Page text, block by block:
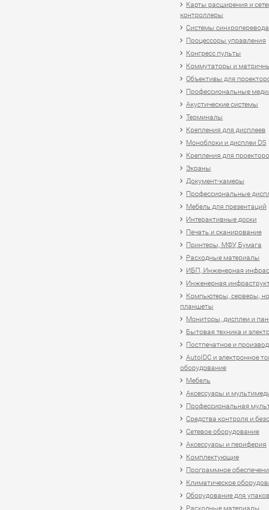
Карты расширения и
контроллеры
Системы синхроперевода
Процессоры управления
Конгресс пульты
Коммутаторы и
Объективы для
Профессиональные
Акустические системы
Терминалы
Крепления для дисплеев
Моноблоки и дисплеи DS
Крепления для
Экраны
Документ-камеры
Профессиональные
Мебель для презентаций
Интерактивные доски
Печать и сканирование
Принтеры, МФУ, Бумага
Расходные материалы
ИБП, Инженерная
Инженерная
Компьютеры, серверы,
планшеты
Мониторы, дисплеи и
Бытовая техника и
Постпечатное и
AutoIDC и электронное
оборудование
Мебель
Аксессуары и
Профессиональная
Средства контроля и
Сетевое оборудование
Аксессуары и периферия
Комплектующие
Программное
Климатическое
Оборудование для
Расходные материалы